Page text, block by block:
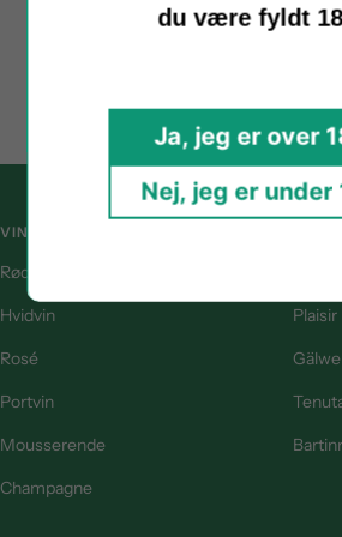
Afhentning indenfor åbningstid
VINTYPE
Rødvin
Hvidvin
Rosé
Portvin
Mousserende
Champagne
du være fyldt
Ja, jeg er over
Nej, jeg er under